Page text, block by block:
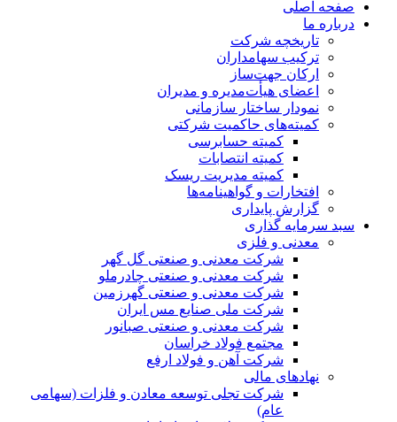
صفحه اصلی
درباره ما
تاریخچه شرکت
ترکیب سهامداران
ارکان جهت‌ساز
اعضای هیأت‌مدیره و مدیران
نمودار ساختار سازمانی
کمیته‌های حاکمیت شرکتی
کمیته حسابرسی
کمیته انتصابات
کمیته مدیریت ریسک
افتخارات و گواهینامه‌ها
گزارش پایداری
سبد سرمایه گذاری
معدنی و فلزی
شرکت معدنی و صنعتی گل گهر
شرکت معدنی و صنعتی چادرملو
شرکت معدنی و صنعتی گهرزمین
شرکت ملی صنایع مس ایران
شرکت معدنی و صنعتی صبانور
مجتمع فولاد خراسان
شرکت آهن و فولاد ارفع
نهادهای مالی
شرکت تجلی توسعه معادن و فلزات (سهامی
عام)